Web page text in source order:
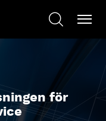
för